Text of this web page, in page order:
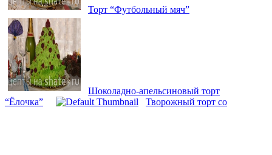
Торт “Футбольный мяч”
Шоколадно-апельсиновый торт
“Ёлочка”
Творожный торт со